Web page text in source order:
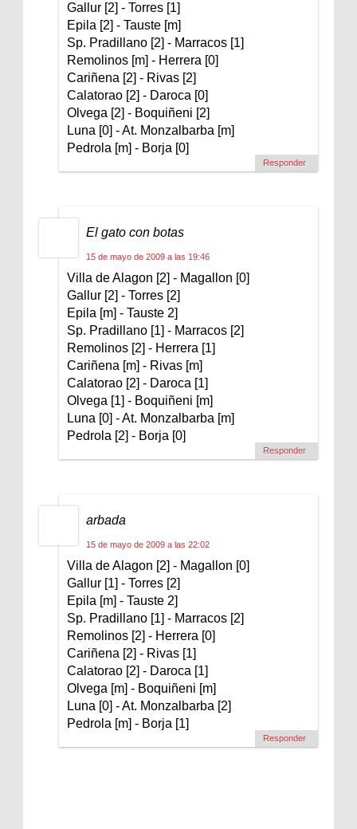
Gallur [2] - Torres [1]
Epila [2] - Tauste [m]
Sp. Pradillano [2] - Marracos [1]
Remolinos [m] - Herrera [0]
Cariñena [2] - Rivas [2]
Calatorao [2] - Daroca [0]
Olvega [2] - Boquiñeni [2]
Luna [0] - At. Monzalbarba [m]
Pedrola [m] - Borja [0]
Responder
El gato con botas
15 de mayo de 2009 a las 19:46
Villa de Alagon [2] - Magallon [0]
Gallur [2] - Torres [2]
Epila [m] - Tauste 2]
Sp. Pradillano [1] - Marracos [2]
Remolinos [2] - Herrera [1]
Cariñena [m] - Rivas [m]
Calatorao [2] - Daroca [1]
Olvega [1] - Boquiñeni [m]
Luna [0] - At. Monzalbarba [m]
Pedrola [2] - Borja [0]
Responder
arbada
15 de mayo de 2009 a las 22:02
Villa de Alagon [2] - Magallon [0]
Gallur [1] - Torres [2]
Epila [m] - Tauste 2]
Sp. Pradillano [1] - Marracos [2]
Remolinos [2] - Herrera [0]
Cariñena [2] - Rivas [1]
Calatorao [2] - Daroca [1]
Olvega [m] - Boquiñeni [m]
Luna [0] - At. Monzalbarba [2]
Pedrola [m] - Borja [1]
Responder